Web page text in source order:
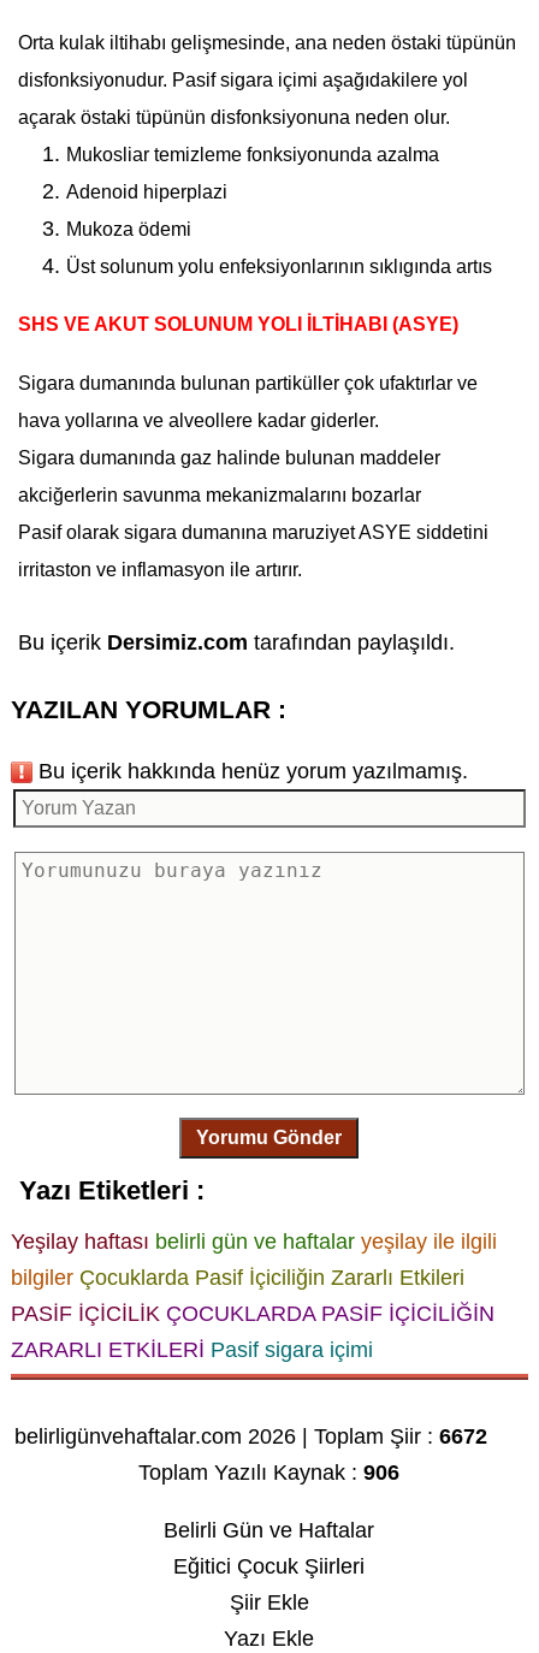
Orta kulak iltihabı gelişmesinde, ana neden östaki tüpünün
disfonksiyonudur. Pasif sigara içimi aşağıdakilere yol
açarak östaki tüpünün disfonksiyonuna neden olur.
Mukosliar temizleme fonksiyonunda azalma
Adenoid hiperplazi
Mukoza ödemi
Üst solunum yolu enfeksiyonlarının sıklıgında artıs
SHS VE AKUT SOLUNUM YOLI İLTİHABI (ASYE)
Sigara dumanında bulunan partiküller çok ufaktırlar ve
hava yollarına ve alveollere kadar giderler.
Sigara dumanında gaz halinde bulunan maddeler
akciğerlerin savunma mekanizmalarını bozarlar
Pasif olarak sigara dumanına maruziyet ASYE siddetini
irritaston ve inflamasyon ile artırır.
Bu içerik Dersimiz.com tarafından paylaşıldı.
YAZILAN YORUMLAR :
Bu içerik hakkında henüz yorum yazılmamış.
Yorumu Gönder
Yazı Etiketleri :
Yeşilay haftası belirli gün ve haftalar yeşilay ile ilgili
bilgiler Çocuklarda Pasif İçiciliğin Zararlı Etkileri
PASİF İÇİCİLİK ÇOCUKLARDA PASİF İÇİCİLİĞİN
ZARARLI ETKİLERİ Pasif sigara içimi
belirligünvehaftalar.com 2026 | Toplam Şiir :6672
Toplam Yazılı Kaynak :906
Belirli Gün ve Haftalar
Eğitici Çocuk Şiirleri
Şiir Ekle
Yazı Ekle